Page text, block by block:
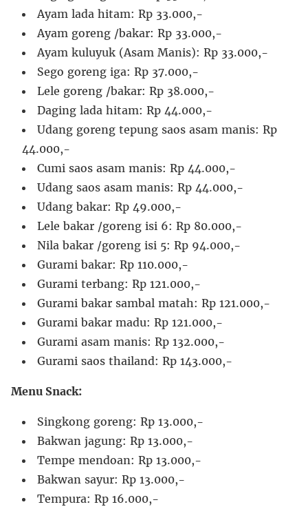
Ayam lada hitam: Rp 33.000,-
Ayam goreng /bakar: Rp 33.000,-
Ayam kuluyuk (Asam Manis): Rp 33.000,-
Sego goreng iga: Rp 37.000,-
Lele goreng /bakar: Rp 38.000,-
Daging lada hitam: Rp 44.000,-
Udang goreng tepung saos asam manis: Rp
44.000,-
Cumi saos asam manis: Rp 44.000,-
Udang saos asam manis: Rp 44.000,-
Udang bakar: Rp 49.000,-
Lele bakar /goreng isi 6: Rp 80.000,-
Nila bakar /goreng isi 5: Rp 94.000,-
Gurami bakar: Rp 110.000,-
Gurami terbang: Rp 121.000,-
Gurami bakar sambal matah: Rp 121.000,-
Gurami bakar madu: Rp 121.000,-
Gurami asam manis: Rp 132.000,-
Gurami saos thailand: Rp 143.000,-
Menu Snack:
Singkong goreng: Rp 13.000,-
Bakwan jagung: Rp 13.000,-
Tempe mendoan: Rp 13.000,-
Bakwan sayur: Rp 13.000,-
Tempura: Rp 16.000,-